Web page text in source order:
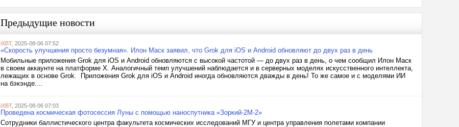
Предыдущие новости
iXBT, 2025-08-06 07:52
«Скорость улучшения просто безумная». Илон Маск заявил, что Grok для iOS и Android обновляют до двух раз в день
Мобильные приложения Grok для iOS и Android обновляются с высокой частотой — до двух раз в день, о чем сообщил Илон Маск
в своем аккаунте на платформе X. Аналогичный темп улучшений наблюдается и в серверных моделях искусственного интеллекта,
лежащих в основе Grok. Приложения Grok для iOS и Android иногда обновляются дважды в день! То же самое и с моделями ИИ
на бэкэнде....
iXBT, 2025-08-06 07:03
Проведена космическая фотосессия Луны с помощью наноспутника «Зоркий-2М-2»
Сотрудники баллистического центра факультета космических исследований МГУ и центра управления полетами компании